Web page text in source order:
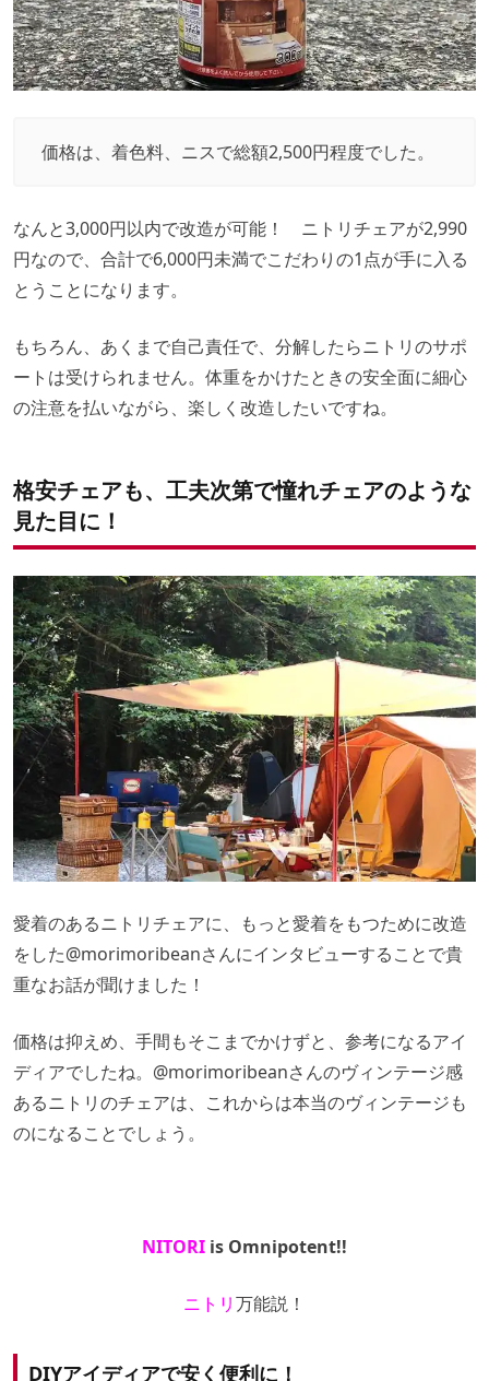
価格は、着色料、ニスで総額2,500円程度でした。
なんと3,000円以内で改造が可能！ ニトリチェアが2,990
円なので、合計で6,000円未満でこだわりの1点が手に入る
とうことになります。
もちろん、あくまで自己責任で、分解したらニトリのサポ
ートは受けられません。体重をかけたときの安全面に細心
の注意を払いながら、楽しく改造したいですね。
格安チェアも、工夫次第で憧れチェアのような
見た目に！
愛着のあるニトリチェアに、もっと愛着をもつために改造
をした@morimoribeanさんにインタビューすることで貴
重なお話が聞けました！
価格は抑えめ、手間もそこまでかけずと、参考になるアイ
ディアでしたね。 @morimoribeanさんのヴィンテージ感
あるニトリのチェアは、これからは本当のヴィンテージも
のになることでしょう。
NITORI is Omnipotent!!
ニトリ万能説！
DIYアイディアで安く便利に！